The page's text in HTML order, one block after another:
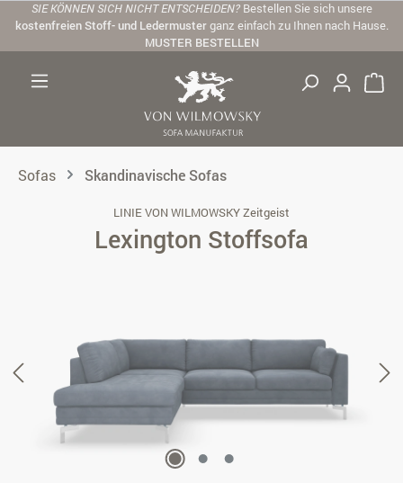
Zum Hauptinhalt springen
SIE KÖNNEN SICH NICHT ENTSCHEIDEN? Bestellen Sie sich unsere
kostenfreien Stoff- und Ledermusterganz einfach zu Ihnen nach Hause.
MUSTER BESTELLEN
Sofas Skandinavische Sofas
LINIE VON WILMOWSKY Zeitgeist
Lexington Stoffsofa